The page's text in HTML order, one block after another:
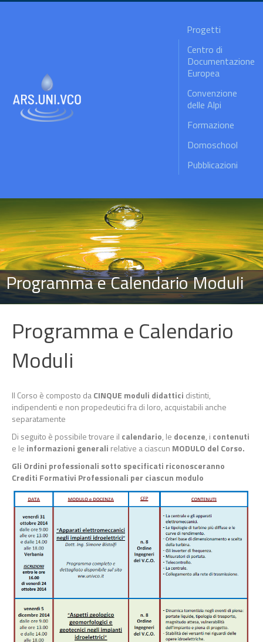
Progetti
Centro di
Documentazione
Europea
Convenzione
delle Alpi
Formazione
Domoschool
Pubblicazioni
Programma e Calendario Moduli
Programma e Calendario
Moduli
Il Corso è composto daCINQUE moduli didattici distinti,
indipendenti e non propedeutici fra di loro, acquistabili anche
separatamente
Di seguito è possibile trovare il calendario, le docenze, i contenuti
e le informazioni generali relative a ciascun MODULO del Corso.
Gli Ordini professionali sotto specificati riconosceranno
Crediti Formativi Professionali per ciascun modulo